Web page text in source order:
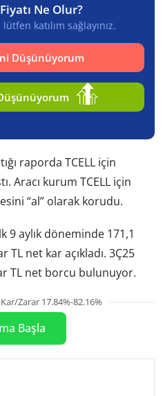
Ne Olur?
katılım sağlayınız.
Düşünüyorum
raporda TCELL için
Aracı kurum TCELL için
“al” olarak korudu.
9 aylık döneminde 171,1
TL net kar açıkladı. 3Ç25
TL net borcu bulunuyor.
Zarar 17.84%-82.16%
Başla